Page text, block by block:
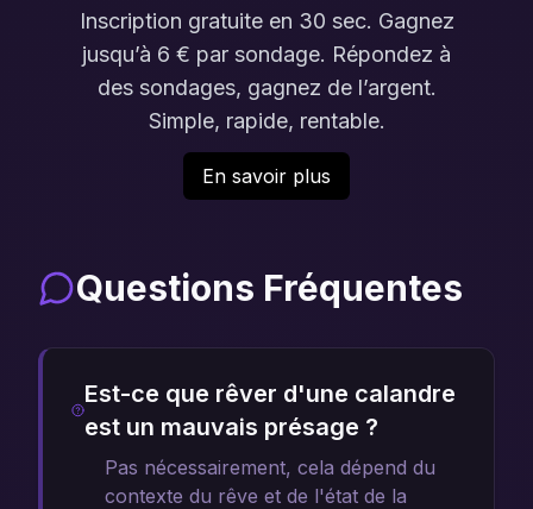
Inscription gratuite en 30 sec. Gagnez
jusqu’à 6 € par sondage. Répondez à
des sondages, gagnez de l’argent.
Simple, rapide, rentable.
En savoir plus
Questions Fréquentes
Est-ce que rêver d'une calandre
est un mauvais présage ?
Pas nécessairement, cela dépend du
contexte du rêve et de l'état de la